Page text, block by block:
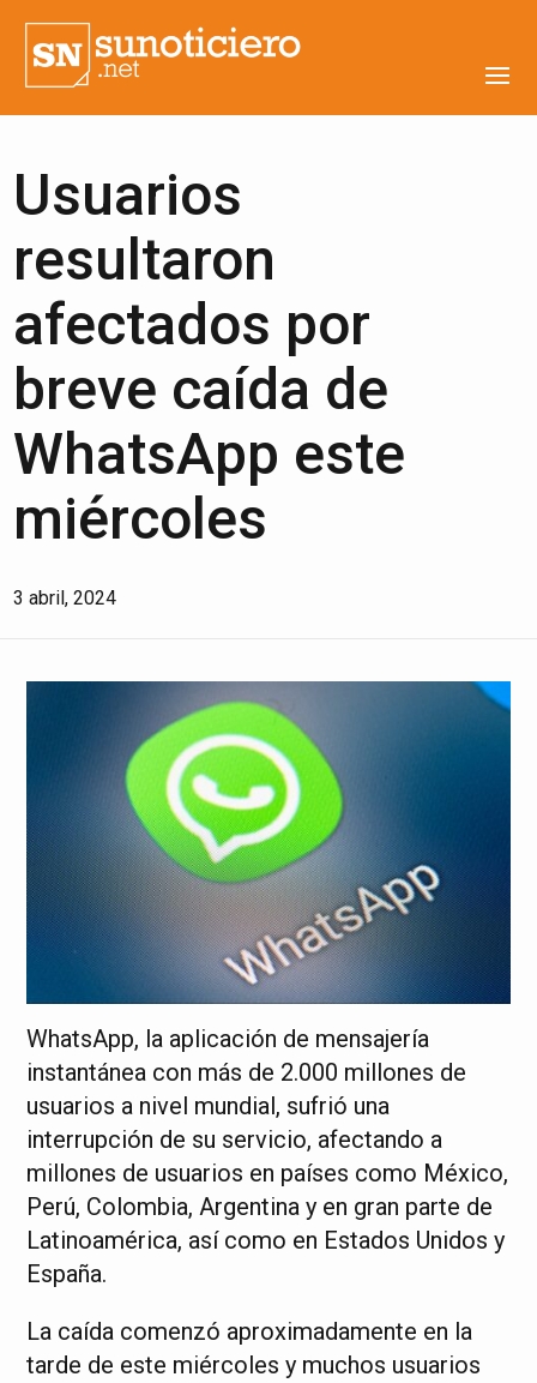
Usuarios
resultaron
afectados por
breve caída de
WhatsApp este
miércoles
3 abril, 2024
WhatsApp, la aplicación de mensajería
instantánea con más de 2.000 millones de
usuarios a nivel mundial, sufrió una
interrupción de su servicio, afectando a
millones de usuarios en países como México,
Perú, Colombia, Argentina y en gran parte de
Latinoamérica, así como en Estados Unidos y
España.
La caída comenzó aproximadamente en la
tarde de este miércoles y muchos usuarios